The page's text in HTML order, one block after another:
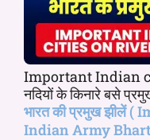
Important Indian
नदियों के किनारे बसे
भारत की प्रमुख झीलें
Indian Army